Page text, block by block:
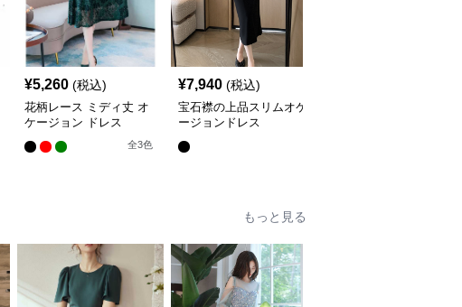
¥5,260 (税込)
花柄レース ミディ丈 オ
ケージョン ドレス
全3色
¥7,940 (税込)
宝石襟の上品スリムオケ
ージョンドレス
もっと見る